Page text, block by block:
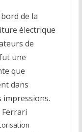
bord de la
électrique
de
une
que
dans
impressions.
Ferrari